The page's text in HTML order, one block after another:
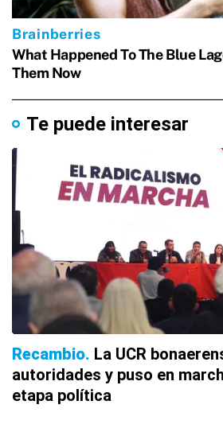
Te puede interesar
Recambio La UCR
autoridades y puso en
etapa política